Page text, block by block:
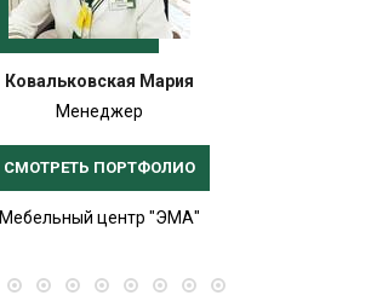
Ковальковская Мария
Менеджер
СМОТРЕТЬ ПОРТФОЛИО
Мебельный центр "ЭМА"